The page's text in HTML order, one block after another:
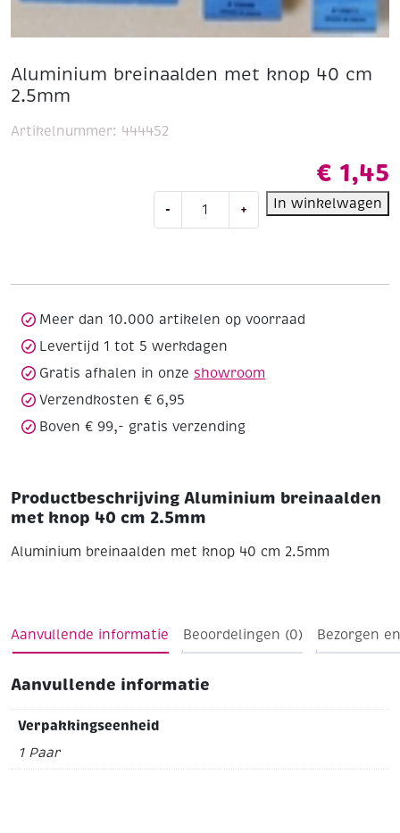
Aluminium breinaalden met knop 40 cm
2.5mm
€ 1,45
-
breinaalden
2.5mm
+ In winkelwagen
Artikelnummer: 444452
Meer dan 10.000 artikelen op voorraad
Levertijd 1 tot 5 werkdagen
Gratis afhalen in onze showroom
Verzendkosten € 6,95
Boven € 99,- gratis verzending
Productbeschrijving Aluminium breinaalden
met knop 40 cm 2.5mm
Aluminium breinaalden met knop 40 cm 2.5mm
Aanvullende informatie Beoordelingen (0) Bezorgen
Aanvullende informatie
Verpakkingseenheid
1 Paar